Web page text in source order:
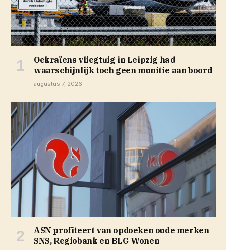
Oekraïens vliegtuig in Leipzig had
waarschijnlijk toch geen munitie aan boord
augustus 7, 2026
ASN profiteert van opdoeken oude merken
SNS, Regiobank en BLG Wonen